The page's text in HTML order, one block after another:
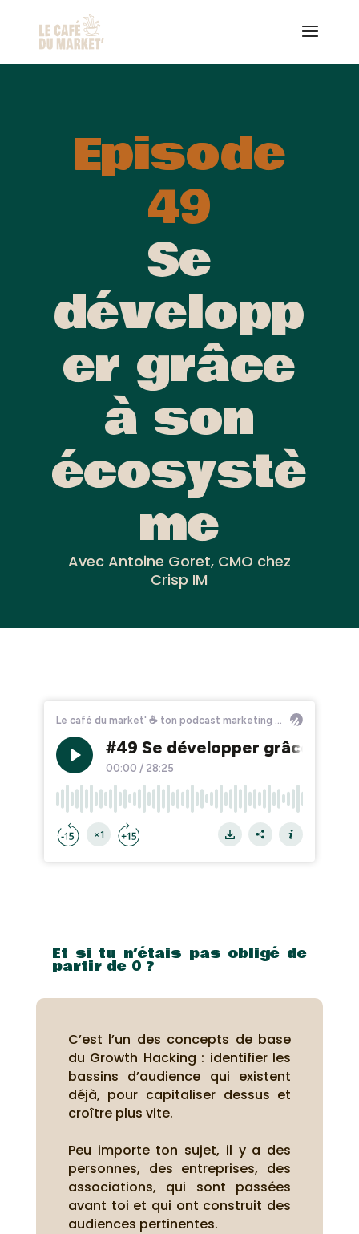
Episode
49
Se
développ
er grâce
à son
écosystè
me
Avec Antoine Goret, CMO chez
Crisp IM
Et si tu n’étais pas obligé de
partir de 0 ?
C’est l’un des concepts de base
du Growth Hacking : identifier les
bassins d’audience qui existent
déjà, pour capitaliser dessus et
croître plus vite.
Peu importe ton sujet, il y a des
personnes, des entreprises, des
associations, qui sont passées
avant toi et qui ont construit des
audiences pertinentes.